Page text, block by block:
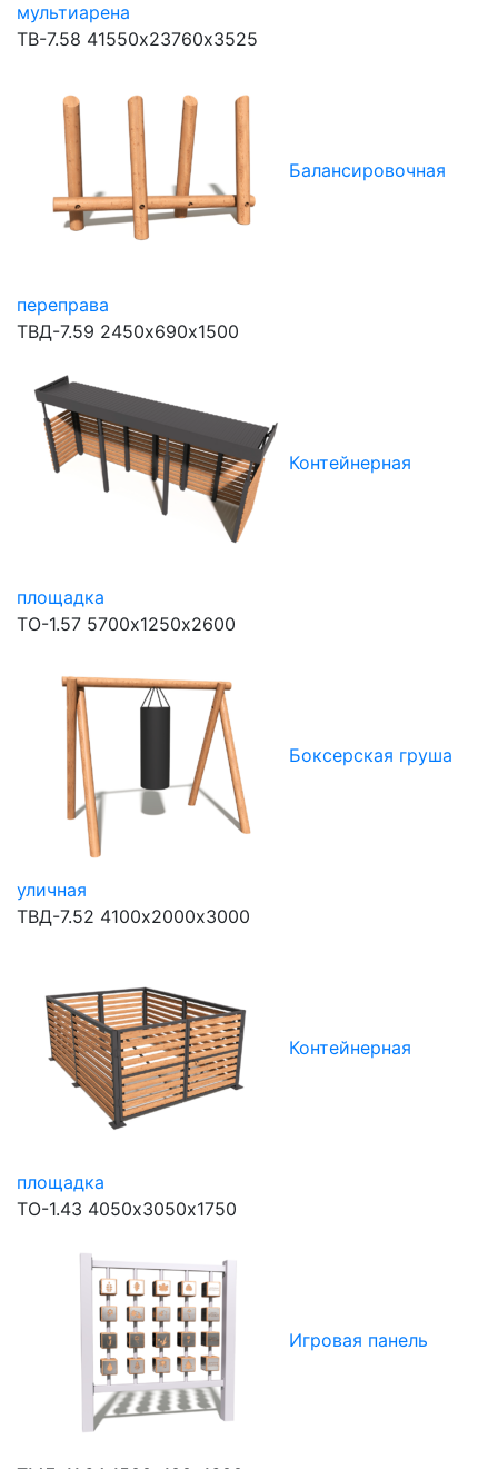
мультиарена
ТВ-7.58 41550х23760х3525
Балансировочная
переправа
ТВД-7.59 2450х690х1500
Контейнерная
площадка
ТО-1.57 5700х1250х2600
Боксерская груша
уличная
ТВД-7.52 4100х2000х3000
Контейнерная
площадка
ТО-1.43 4050х3050х1750
Игровая панель